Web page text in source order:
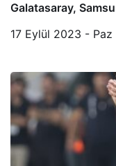
Galatasaray,
17 Eylül 2023 - Paz